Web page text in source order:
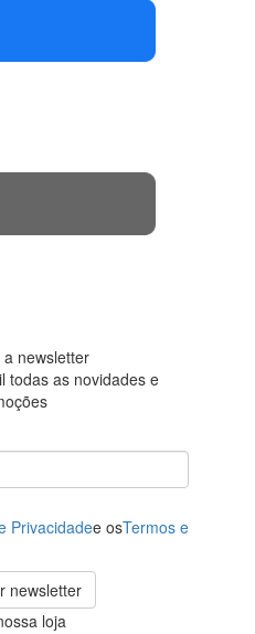
newsletter
todas as novidades e
Privacidadee osTermos e
newsletter
loja